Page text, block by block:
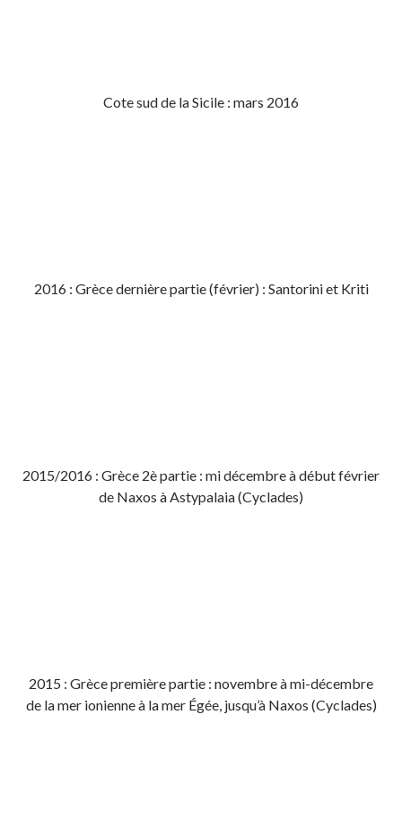
Cote sud de la Sicile : mars 2016
2016 : Grèce dernière partie (février) : Santorini et Kriti
2015/2016 : Grèce 2è partie : mi décembre à début février
de Naxos à Astypalaia (Cyclades)
2015 : Grèce première partie : novembre à mi-décembre
de la mer ionienne à la mer Égée, jusqu’à Naxos (Cyclades)